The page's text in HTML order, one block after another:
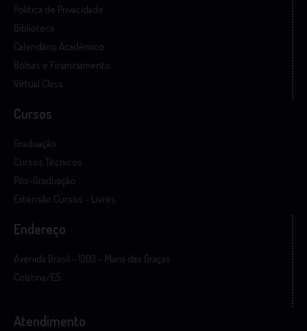
Política de Privacidade
Biblioteca
Calendário Acadêmico
Bolsas e Financiamento
Virtual Class
Cursos
Graduação
Cursos Técnicos
Pós-Graduação
Extensão Cursos - Livres
Endereço
Avenida Brasil – 1303 – Maria das Graças
Colatina/ES
Atendimento